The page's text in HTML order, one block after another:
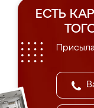
ЕСТЬ